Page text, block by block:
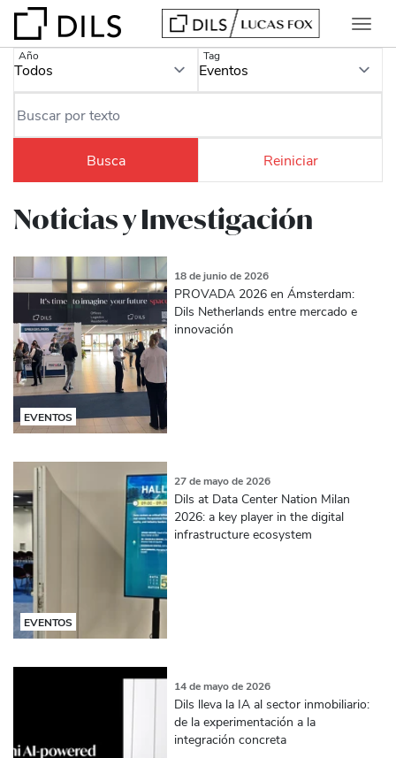
Noticias y Investigación
Año Tag
EVENTOS
18 de junio de 2026
PROVADA 2026 en Ámsterdam:
Dils Netherlands entre mercado e
innovación
EVENTOS
27 de mayo de 2026
Dils at Data Center Nation Milan
2026: a key player in the digital
infrastructure ecosystem
14 de mayo de 2026
Dils lleva la IA al sector inmobiliario:
de la experimentación a la
integración concreta